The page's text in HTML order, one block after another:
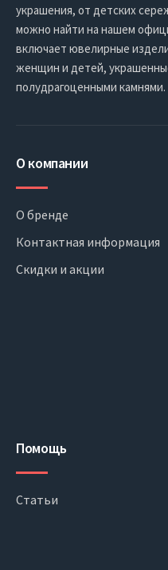
украшения, от детских
можно найти на нашем
включает ювелирные
женщин и детей,
полудрагоценными камнями.
О компании
О бренде
Контактная информация
Скидки и акции
Помощь
Статьи